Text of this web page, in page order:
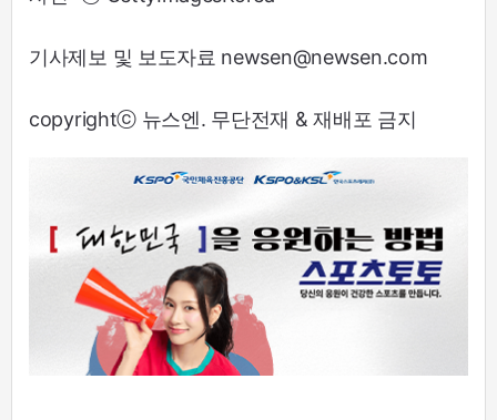
기사제보 및 보도자료 newsen@newsen.com
copyrightⓒ 뉴스엔. 무단전재 & 재배포 금지